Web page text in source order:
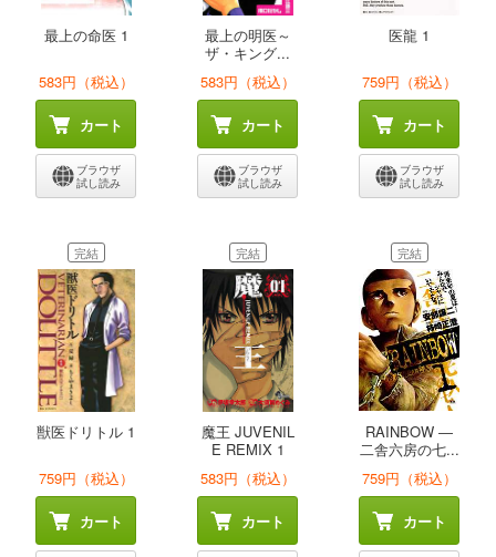
最上の命医 1
583円（税込）
カート
ブラウザ
試し読み
最上の明医～
ザ・キング...
583円（税込）
カート
ブラウザ
試し読み
医龍 1
759円（税込）
カート
ブラウザ
試し読み
完結
獣医ドリトル 1
759円（税込）
カート
完結
魔王 JUVENIL
E REMIX 1
583円（税込）
カート
完結
RAINBOW ―
二舎六房の七...
759円（税込）
カート